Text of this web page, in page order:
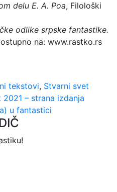
delu E. A. Poa, Filološki
odlike srpske fantastike.
na: www.rastko.rs
tekstovi, Stvarni svet
– strana izdanja
u fantastici